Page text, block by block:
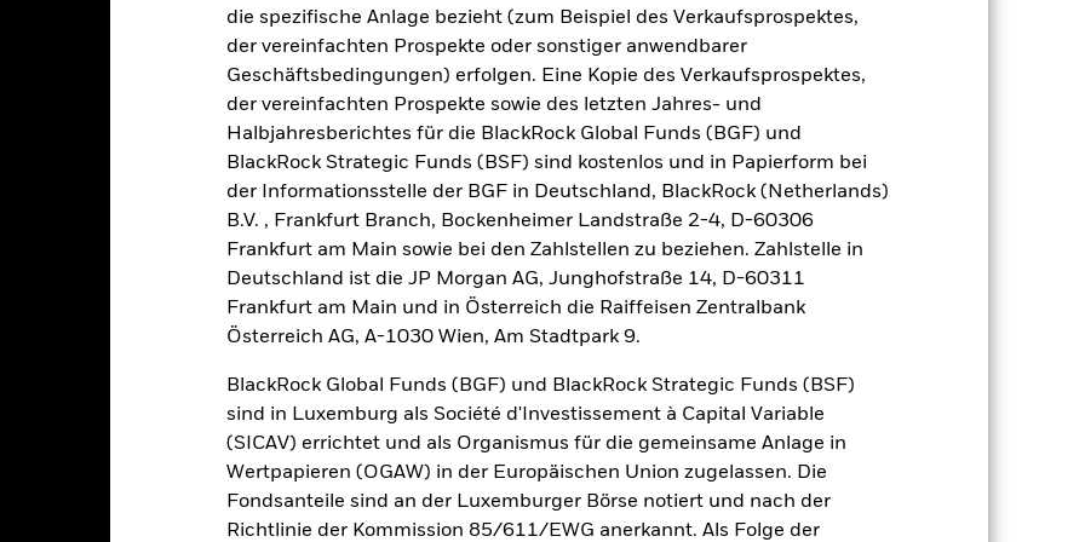
die spezifische Anlage bezieht (zum Beispiel des Verkaufsprospektes,
der vereinfachten Prospekte oder sonstiger anwendbarer
Geschäftsbedingungen) erfolgen. Eine Kopie des Verkaufsprospektes,
der vereinfachten Prospekte sowie des letzten Jahres- und
Halbjahresberichtes für die BlackRock Global Funds (BGF) und
BlackRock Strategic Funds (BSF) sind kostenlos und in Papierform bei
der Informationsstelle der BGF in Deutschland, BlackRock (Netherlands)
B.V. , Frankfurt Branch, Bockenheimer Landstraße 2-4, D-60306
Frankfurt am Main sowie bei den Zahlstellen zu beziehen. Zahlstelle in
Deutschland ist die JP Morgan AG, Junghofstraße 14, D-60311
Frankfurt am Main und in Österreich die Raiffeisen Zentralbank
Österreich AG, A-1030 Wien, Am Stadtpark 9.
BlackRock Global Funds (BGF) und BlackRock Strategic Funds (BSF)
sind in Luxemburg als Société d'Investissement à Capital Variable
(SICAV) errichtet und als Organismus für die gemeinsame Anlage in
Wertpapieren (OGAW) in der Europäischen Union zugelassen. Die
Fondsanteile sind an der Luxemburger Börse notiert und nach der
Richtlinie der Kommission 85/611/EWG anerkannt. Als Folge der
2022 2023 2024 2025
2021
2024
der Berechnung wurden die laufenden Kosten abgezogen. Aus der Berechnung ausgenommen sind
und Rücknahmeabschläge.